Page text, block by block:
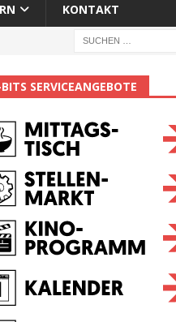
KONTAKT
SERVICEANGEBOTE